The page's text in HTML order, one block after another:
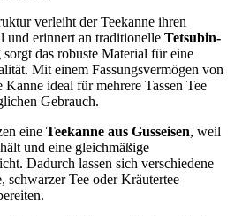
verleiht der Teekanne ihren
und erinnert an traditionelle Tetsubin-
das robuste Material für eine
Mit einem Fassungsvermögen von
Kanne ideal für mehrere Tassen Tee
Gebrauch.
eine Teekanne aus Gusseisen, weil
und eine gleichmäßige
Dadurch lassen sich verschiedene
schwarzer Tee oder Kräutertee